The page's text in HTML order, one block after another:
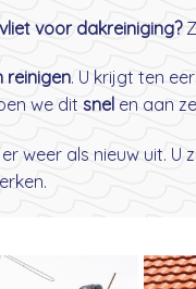
voor dakreiniging?
reinigen. U krijgt ten
we dit snel en aan
weer als nieuw uit. U